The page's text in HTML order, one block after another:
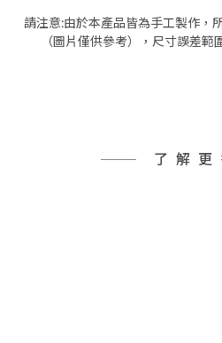
請注意:由於本產品皆為手工製作，
（圖片僅供參考），尺寸誤差範
了解更